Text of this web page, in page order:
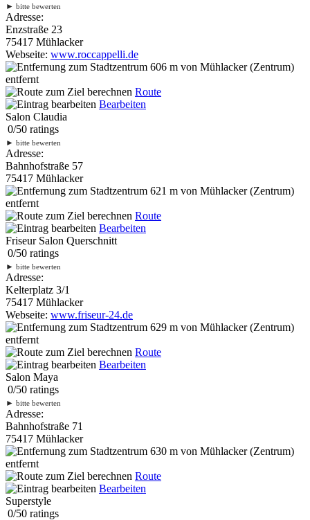
► bitte bewerten
Adresse:
Enzstraße 23
75417 Mühlacker
Webseite: www.roccappelli.de
606 m von Mühlacker (Zentrum)
entfernt
Route
Bearbeiten
Salon Claudia
0/50 ratings
► bitte bewerten
Adresse:
Bahnhofstraße 57
75417 Mühlacker
621 m von Mühlacker (Zentrum)
entfernt
Route
Bearbeiten
Friseur Salon Querschnitt
0/50 ratings
► bitte bewerten
Adresse:
Kelterplatz 3/1
75417 Mühlacker
Webseite: www.friseur-24.de
629 m von Mühlacker (Zentrum)
entfernt
Route
Bearbeiten
Salon Maya
0/50 ratings
► bitte bewerten
Adresse:
Bahnhofstraße 71
75417 Mühlacker
630 m von Mühlacker (Zentrum)
entfernt
Route
Bearbeiten
Superstyle
0/50 ratings